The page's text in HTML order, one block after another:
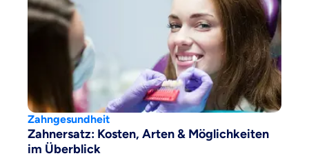
Zahngesundheit
Zahnersatz: Kosten, Arten & Möglichkeiten
im Überblick